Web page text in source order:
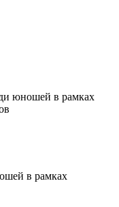
юношей в рамках
в рамках